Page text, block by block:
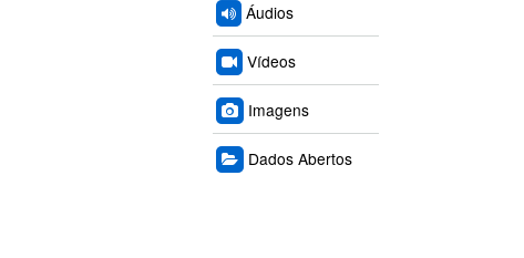
Áudios
Vídeos
Imagens
Dados Abertos